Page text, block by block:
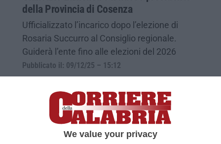
We value your privacy
della Provincia di Cosenza
Ufficializzato l’incarico dopo l’elezione di
Rosaria Succurro al Consiglio regionale.
Guiderà l’ente fino alle elezioni del 2026
Pubblicato il: 09/12/25 – 15:12